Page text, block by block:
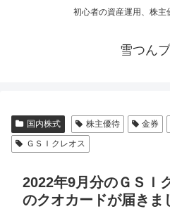
初心者の資産運用、株主
雪つん
国内株式 株主優待 金券
ＧＳＩクレオス
2022年9月分のＧＳＩ
のクオカードが届きま